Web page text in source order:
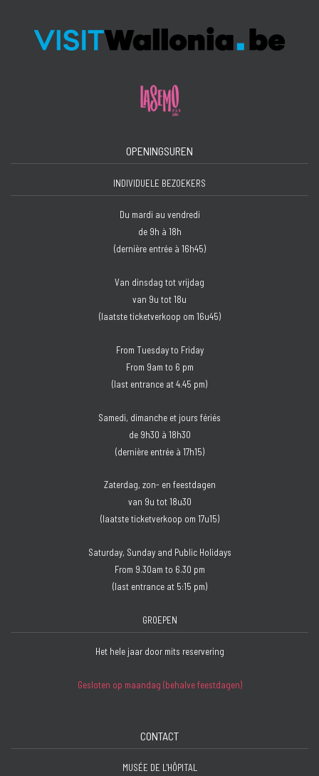
OPENINGSUREN
INDIVIDUELE BEZOEKERS
Du mardi au vendredi
de 9h à 18h
(dernière entrée à 16h45)
Van dinsdag tot vrijdag
van 9u tot 18u
(laatste ticketverkoop om 16u45)
From Tuesday to Friday
From 9am to 6 pm
(last entrance at 4.45 pm)
Samedi, dimanche et jours fériés
de 9h30 à 18h30
(dernière entrée à 17h15)
Zaterdag, zon- en feestdagen
van 9u tot 18u30
(laatste ticketverkoop om 17u15)
Saturday, Sunday and Public Holidays
From 9.30am to 6.30 pm
(last entrance at 5:15 pm)
GROEPEN
Het hele jaar door mits reservering
Gesloten op maandag (behalve feestdagen)
CONTACT
MUSÉE DE L'HÔPITAL